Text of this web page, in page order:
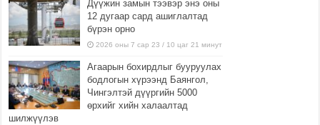
Дүүжин замын тээвэр энэ оны
12 дугаар сард ашиглалтад
бүрэн орно
2026 оны 7 сар 23 / 10 цаг 21 минут
Агаарын бохирдлыг бууруулах
бодлогын хүрээнд Баянгол,
Чингэлтэй дүүргийн 5000
өрхийг хийн халаалтад
шилжүүлэв